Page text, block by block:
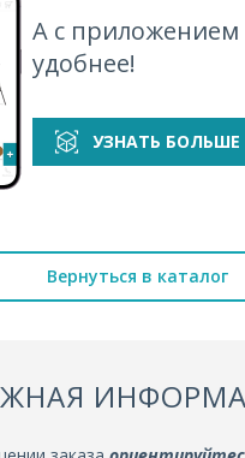
А с
удобнее!
УЗНАТЬ БОЛЬШЕ
Вернуться в каталог